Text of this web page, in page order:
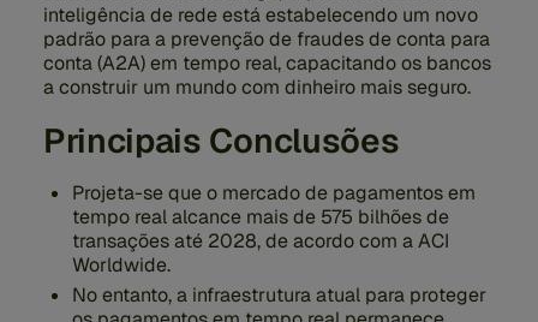
inteligência de rede está estabelecendo um novo
padrão para a prevenção de fraudes de conta para
conta (A2A) em tempo real, capacitando os bancos
a construir um mundo com dinheiro mais seguro.
Principais Conclusões
Projeta-se que o mercado de pagamentos em
tempo real alcance mais de 575 bilhões de
transações até 2028, de acordo com a ACI
Worldwide.
No entanto, a infraestrutura atual para proteger